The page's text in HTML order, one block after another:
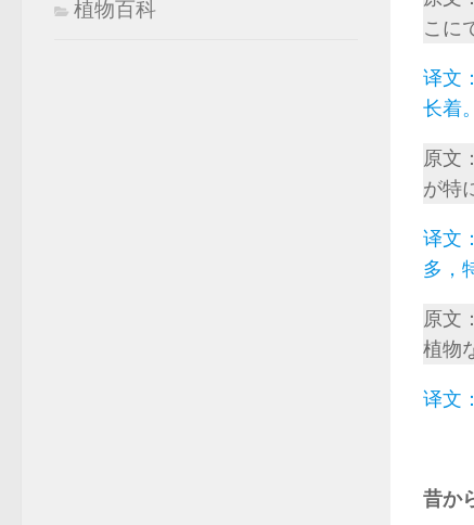
こに
译文
长着。
原文
が特
译文
多，
原文
植物
译文
昔か
植物百科